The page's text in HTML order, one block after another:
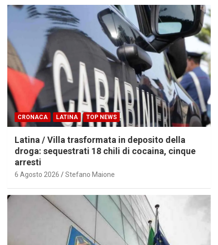
CRONACA LATINA TOP NEWS
Latina / Villa trasformata in deposito della
droga: sequestrati 18 chili di cocaina, cinque
arresti
6 Agosto 2026 Stefano Maione